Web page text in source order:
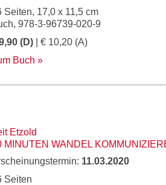
Seiten, 17,0 x 11,5 cm
978-3-96739-020-9
(D) | € 10,20 (A)
Buch
Etzold
MINUTEN WANDEL
11.03.2020
Seiten